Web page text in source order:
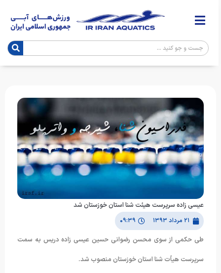
عیسی زاده سرپرست هیئت شنا استان خوزستان شد
۲۱ مرداد ۱۳۹۳ ۰۹:۳۹
طی حکمی از سوی محسن رضوانی حسین عیسی زاده دریس به سمت
سرپرست هیأت شنا استان خوزستان منصوب شد.